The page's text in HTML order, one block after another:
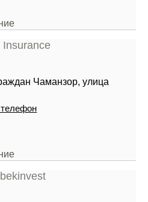
Чаманзор, улица
телефон